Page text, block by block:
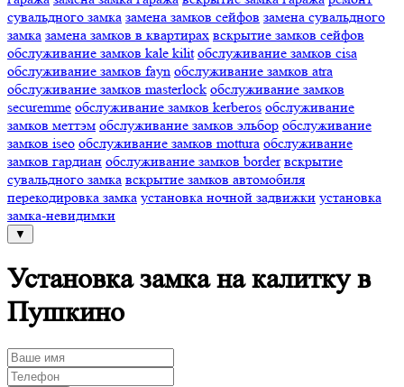
сувальдного замка замена замков сейфов замена сувальдного
замка замена замков в квартирах вскрытие замков сейфов
обслуживание замков kale kilit обслуживание замков cisa
обслуживание замков fayn обслуживание замков atra
обслуживание замков masterlock обслуживание замков
securemme обслуживание замков kerberos обслуживание
замков меттэм обслуживание замков эльбор обслуживание
замков iseo обслуживание замков mottura обслуживание
замков гардиан обслуживание замков border вскрытие
сувальдного замка вскрытие замков автомобиля
перекодировка замка установка ночной задвижки установка
замка-невидимки
▼
Установка замка на калитку в
Пушкино